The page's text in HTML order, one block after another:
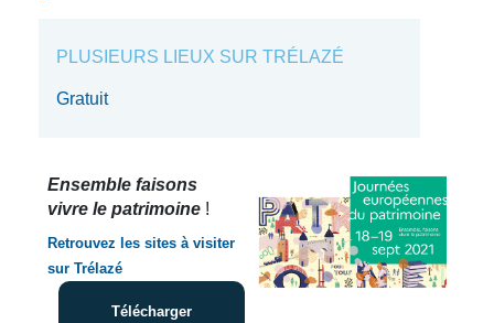
PLUSIEURS LIEUX SUR TRÉLAZÉ
Gratuit
Ensemble faisons
vivre le patrimoine !
Retrouvez les sites à visiter
sur Trélazé
Télécharger